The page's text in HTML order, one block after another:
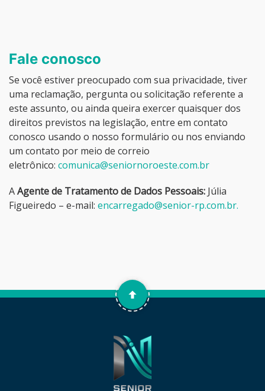
Fale conosco
Se você estiver preocupado com sua privacidade, tiver
uma reclamação, pergunta ou solicitação referente a
este assunto, ou ainda queira exercer quaisquer dos
direitos previstos na legislação, entre em contato
conosco usando o nosso formulário ou nos enviando
um contato por meio de correio
eletrônico: comunica@seniornoroeste.com.br
AAgente de Tratamento de Dados Pessoais: Júlia
Figueiredo – e-mail: encarregado@senior-rp.com.br.